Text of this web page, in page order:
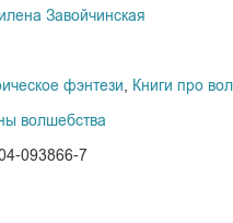
Завойчинская
фэнтези
Книги про
волшебства
093866-7